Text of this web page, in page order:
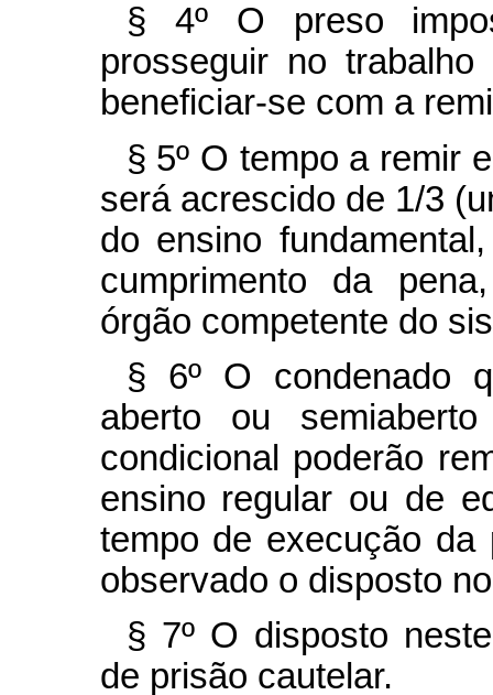
§ 4º O preso
prosseguir no
beneficiar-se com a
§ 5º O tempo a remir
será acrescido de 1/3
do ensino
cumprimento da
órgão competente do
§ 6º O condenado
aberto ou
condicional poderão
ensino regular ou de
tempo de execução
observado o disposto
§ 7º O disposto
de prisão cautelar.